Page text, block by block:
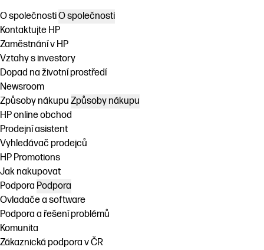
O společnostiO společnosti
Kontaktujte HP
Zaměstnání v HP
Vztahy s investory
Dopad na životní prostředí
Newsroom
Způsoby nákupu Způsoby nákupu
HP online obchod
Prodejní asistent
Vyhledávač prodejců
HP Promotions
Jak nakupovat
Podpora Podpora
Ovladače a software
Podpora a řešení problémů
Komunita
Zákaznická podpora v ČR